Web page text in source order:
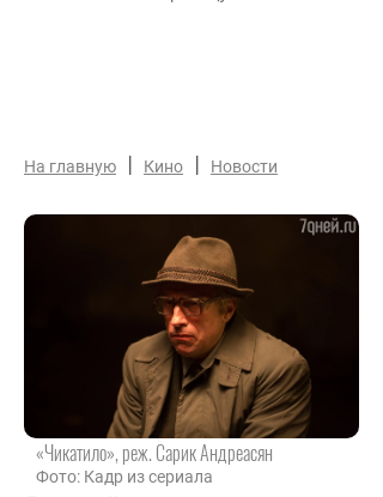
На главную | Кино | Новости
«Чикатило», реж. Сарик Андреасян
Фото: Кадр из сериала